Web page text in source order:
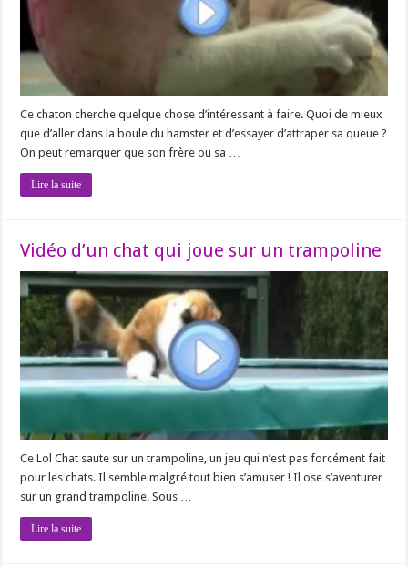
Ce chaton cherche quelque chose d’intéressant à faire. Quoi de mieux
que d’aller dans la boule du hamster et d’essayer d’attraper sa queue ?
On peut remarquer que son frère ou sa …
Lire la suite
Vidéo d’un chat qui joue sur un trampoline
Ce Lol Chat saute sur un trampoline, un jeu qui n’est pas forcément fait
pour les chats. Il semble malgré tout bien s’amuser ! Il ose s’aventurer
sur un grand trampoline. Sous …
Lire la suite